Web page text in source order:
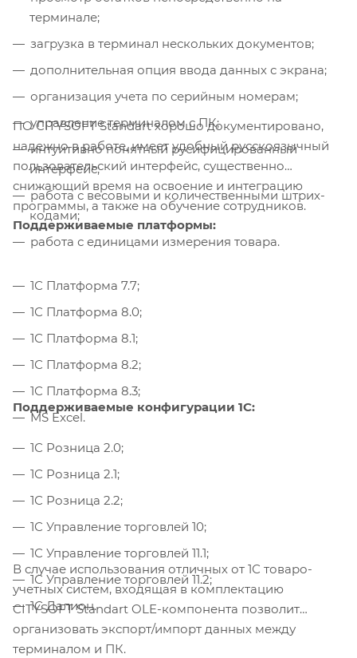
терминале;
загрузка в терминал нескольких документов;
дополнительная опция ввода данных с экрана;
организация учета по серийным номерам;
управление терминалом с ПК;
интуитивно понятный русифицированный
интерфейс;
работа с весовыми и количественными штрих-
кодами;
работа с единицами измерения товара.
ПО CITYSOFT Standart хорошо документировано,
надежно в работе, имеет удобный русскоязычный
пользовательский интерфейс, существенно
снижающий время на освоение и интеграцию
программы, а также на обучение сотрудников.
Поддерживаемые платформы:
1С Платформа 7.7;
1С Платформа 8.0;
1С Платформа 8.1;
1С Платформа 8.2;
1С Платформа 8.3;
MS Excel.
Поддерживаемые конфигурации 1С:
1С Розница 2.0;
1С Розница 2.1;
1С Розница 2.2;
1С Управление торговлей 10;
1С Управление торговлей 11.1;
1С Управление торговлей 11.2;
1С Далион.
В случае использования отличных от 1С товаро-
учетных систем, входящая в комплектацию
CITYSOFT Standart OLE-компонента позволит
организовать экспорт/импорт данных между
терминалом и ПК.